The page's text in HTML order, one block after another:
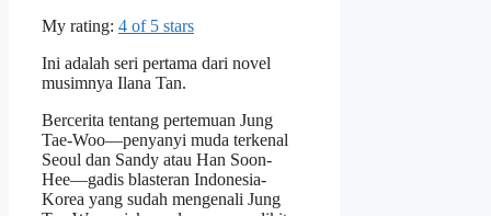
My rating: 4 of 5 stars
Ini adalah seri pertama dari novel
musimnya Ilana Tan.
Bercerita tentang pertemuan Jung
Tae-Woo―penyanyi muda terkenal
Seoul dan Sandy atau Han Soon-
Hee―gadis blasteran Indonesia-
Korea yang sudah mengenali Jung